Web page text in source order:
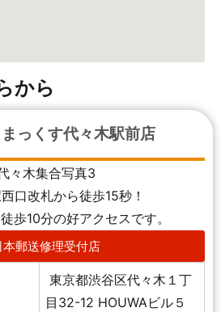
から
っくす代々木駅前店
口改札から徒歩15秒！
歩10分の好アクセスです。
本郵送修理受付店
東京都渋谷区代々木１丁
目32-12 HOUWAビル５